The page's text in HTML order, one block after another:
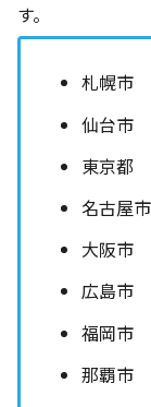
す。
札幌市
仙台市
東京都
名古屋市
大阪市
広島市
福岡市
那覇市